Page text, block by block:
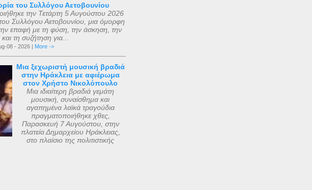
Α...
του Συλλόγου Αετοβουνίου
την Τετάρτη 5 Αυγούστου 2026
Συλλόγου Αετοβουνίου, μια όμορφη
επαφή με τη φύση, την άσκηση, την
τη συζήτηση για...
08 - 2026 | More ->
Μια ξεχωριστή μουσική βραδιά
στην Ηράκλεια με αφιέρωμα
στον Χρήστο Νικολόπουλο
Μια ιδιαίτερη βραδιά γεμάτη
μουσική, συναίσθημα και
αγαπημένα λαϊκά τραγούδια
πραγματοποιήθηκε χθες,
Παρασκευή 7 Αυγούστου, στην
πλατεία Δημαρχείου Ηράκλειας,
στο πλαίσιο της πολιτιστικής